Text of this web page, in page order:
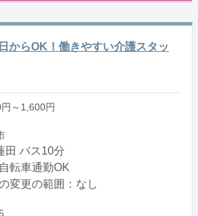
からOK！働きやすい介護スタッ
～1,600円
田 バス10分
転車通勤OK
変更の範囲：なし